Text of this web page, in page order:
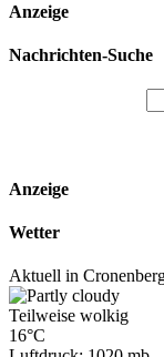
Anzeige
Nachrichten-Suche
Anzeige
Wetter
Aktuell in
Teilweise wolkig
16°C